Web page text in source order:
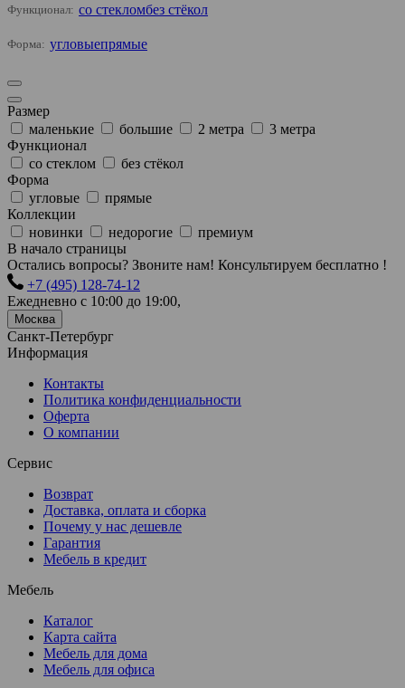
Функционал: со стекломбез стёкол
Форма: угловыепрямые
Размер
маленькие
большие 2 метра
3 метра
Функционал
со стеклом
без стёкол
Форма
угловые
прямые
Коллекции
новинки
недорогие
премиум
В начало страницы
Остались вопросы? Звоните нам! Консультируем бесплатно !
+7 (495) 128-74-12
Ежедневно с 10:00 до 19:00,
Москва
Санкт-Петербург
Информация
Контакты
Политика конфиденциальности
Оферта
О компании
Сервис
Возврат
Доставка, оплата и сборка
Почему у нас дешевле
Гарантия
Мебель в кредит
Мебель
Каталог
Карта сайта
Мебель для дома
Мебель для офиса